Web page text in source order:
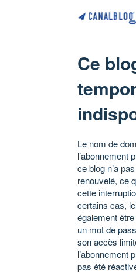
Ce
Le nom de
l’abonnement
ce blog n’a
renouvelé, ce
cette
certains cas,
également
un mot de
son accès
l’abonnement
pas été